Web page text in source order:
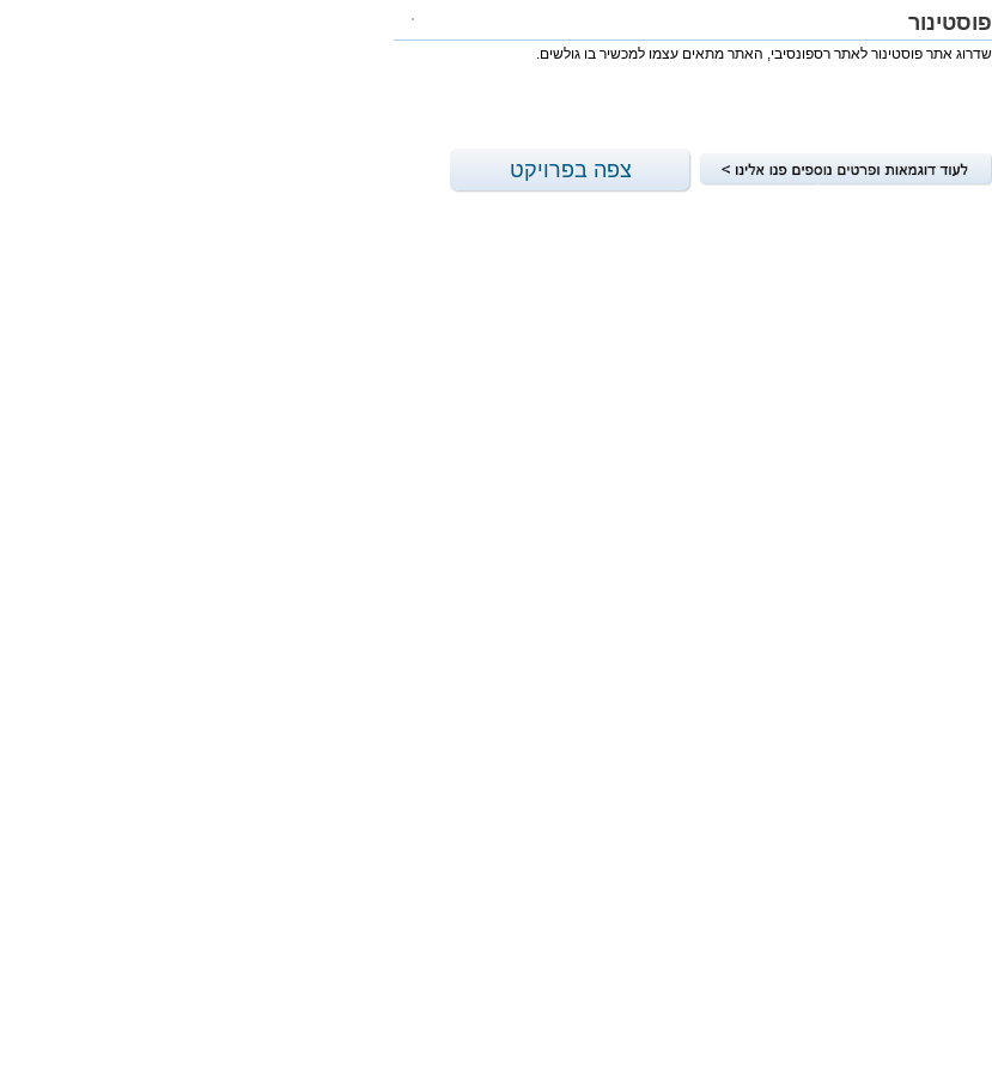
פוסטינור
שדרוג אתר פוסטינור לאתר רספונסיבי, האתר מתאים עצמו למכשיר בו גולשים.
צפה בפרויקט